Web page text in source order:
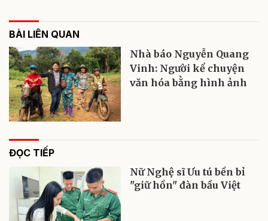
BÀI LIÊN QUAN
Nhà báo Nguyễn Quang
Vinh: Người kể chuyện
văn hóa bằng hình ảnh
ĐỌC TIẾP
Nữ Nghệ sĩ Ưu tú bền bỉ
"giữ hồn" đàn bầu Việt